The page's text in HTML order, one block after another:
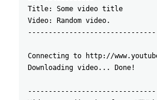
Title: Some video title
Video: Random video.
-------------------------------
Connecting to http://
Downloading video... Done!
-------------------------------